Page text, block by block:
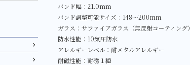
バンド幅：21.0mm
バンド調整可能サイズ：148～200mm
ガラス：サファイアガラス（無反射コーティング）
防水性能：10気圧防水
アレルギーレベル：耐メタルアレルギー
耐磁性能：耐磁１種